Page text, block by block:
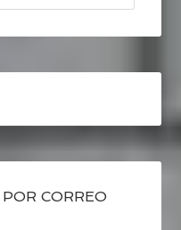
CORREO